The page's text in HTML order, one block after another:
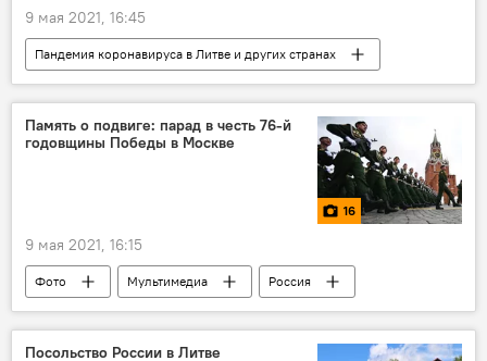
9 мая 2021, 16:45
Пандемия коронавируса в Литве и других странах
В мире
Германия
Россия
Память о подвиге: парад в честь 76-й
годовщины Победы в Москве
16
9 мая 2021, 16:15
Фото Мультимедиа Россия
Посольство России в Литве